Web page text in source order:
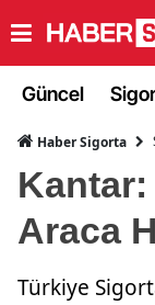
Güncel
Haber Sigorta
Kantar:
Araca
Türkiye